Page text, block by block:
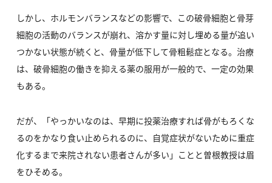
しかし、ホルモンバランスなどの影響で、この破骨細胞と骨芽
細胞の活動のバランスが崩れ、溶かす量に対し埋める量が追い
つかない状態が続くと、骨量が低下して骨粗鬆症となる。治療
は、破骨細胞の働きを抑える薬の服用が一般的で、一定の効果
もある。
だが、「やっかいなのは、早期に投薬治療すれば骨がもろくな
るのをかなり食い止められるのに、自覚症状がないために重症
化するまで来院されない患者さんが多い」ことと曽根教授は眉
をひそめる。